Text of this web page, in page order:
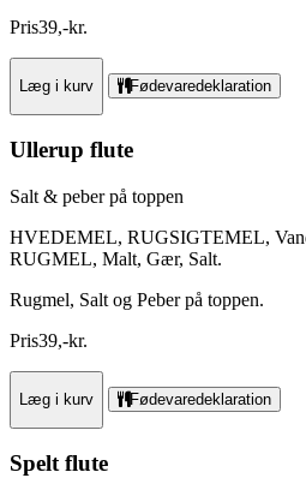
Pris39,-kr.
Læg i kurv Fødevaredeklaration
Ullerup flute
Salt & peber på toppen
HVEDEMEL, RUGSIGTEMEL,
RUGMEL, Malt, Gær, Salt.
Rugmel, Salt og Peber på toppen.
Pris39,-kr.
Læg i kurv Fødevaredeklaration
Spelt flute